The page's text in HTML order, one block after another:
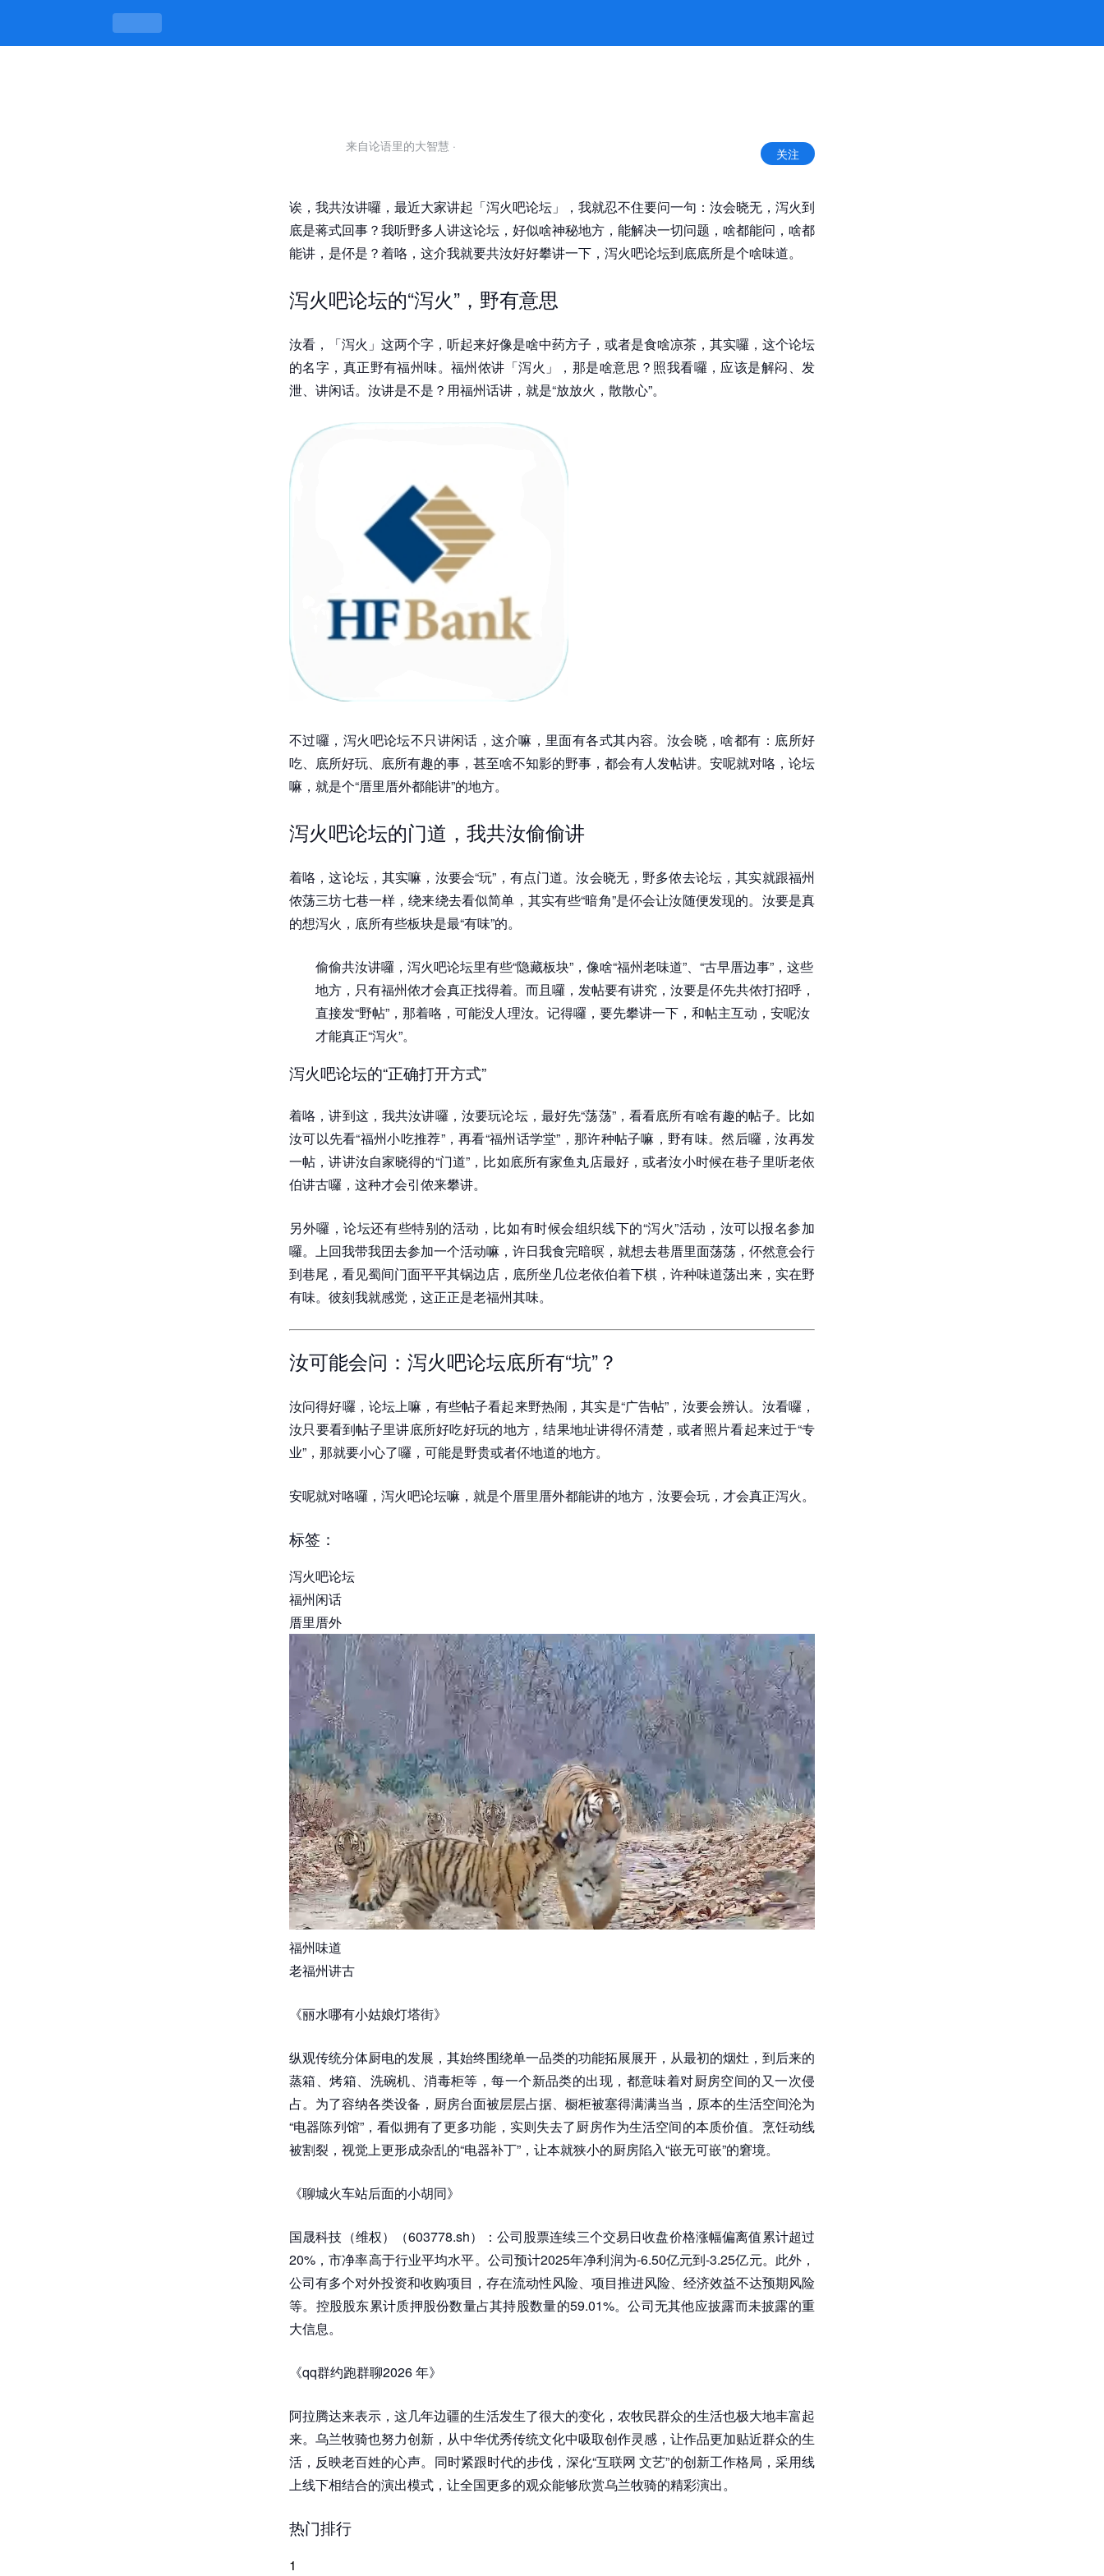
泻火吧论坛(总汇全部内容)，讲闲话不如真泻火 -k8凯发官网
来自论语里的大智慧 · 关注
诶，我共汝讲囉，最近大家讲起「泻火吧论坛」，我就忍不住要问一句：汝会晓无，泻火到
底是蒋式回事？我听野多人讲这论坛，好似啥神秘地方，能解决一切问题，啥都能问，啥都
能讲，是伓是？着咯，这介我就要共汝好好攀讲一下，泻火吧论坛到底底所是个啥味道。
泻火吧论坛的“泻火”，野有意思
汝看，「泻火」这两个字，听起来好像是啥中药方子，或者是食啥凉茶，其实囉，这个论坛
的名字，真正野有福州味。福州侬讲「泻火」，那是啥意思？照我看囉，应该是解闷、发
泄、讲闲话。汝讲是不是？用福州话讲，就是“放放火，散散心”。
不过囉，泻火吧论坛不只讲闲话，这介嘛，里面有各式其内容。汝会晓，啥都有：底所好
吃、底所好玩、底所有趣的事，甚至啥不知影的野事，都会有人发帖讲。安呢就对咯，论坛
嘛，就是个“厝里厝外都能讲”的地方。
泻火吧论坛的门道，我共汝偷偷讲
着咯，这论坛，其实嘛，汝要会“玩”，有点门道。汝会晓无，野多侬去论坛，其实就跟福州
侬荡三坊七巷一样，绕来绕去看似简单，其实有些“暗角”是伓会让汝随便发现的。汝要是真
的想泻火，底所有些板块是最“有味”的。
偷偷共汝讲囉，泻火吧论坛里有些“隐藏板块”，像啥“福州老味道”、“古早厝边事”，这些
地方，只有福州侬才会真正找得着。而且囉，发帖要有讲究，汝要是伓先共侬打招呼，
直接发“野帖”，那着咯，可能没人理汝。记得囉，要先攀讲一下，和帖主互动，安呢汝
才能真正“泻火”。
泻火吧论坛的“正确打开方式”
着咯，讲到这，我共汝讲囉，汝要玩论坛，最好先“荡荡”，看看底所有啥有趣的帖子。比如
汝可以先看“福州小吃推荐”，再看“福州话学堂”，那许种帖子嘛，野有味。然后囉，汝再发
一帖，讲讲汝自家晓得的“门道”，比如底所有家鱼丸店最好，或者汝小时候在巷子里听老依
伯讲古囉，这种才会引侬来攀讲。
另外囉，论坛还有些特别的活动，比如有时候会组织线下的“泻火”活动，汝可以报名参加
囉。上回我带我囝去参加一个活动嘛，许日我食完暗暝，就想去巷厝里面荡荡，伓然意会行
到巷尾，看见蜀间门面平平其锅边店，底所坐几位老依伯着下棋，许种味道荡出来，实在野
有味。彼刻我就感觉，这正正是老福州其味。
汝可能会问：泻火吧论坛底所有“坑”？
汝问得好囉，论坛上嘛，有些帖子看起来野热闹，其实是“广告帖”，汝要会辨认。汝看囉，
汝只要看到帖子里讲底所好吃好玩的地方，结果地址讲得伓清楚，或者照片看起来过于“专
业”，那就要小心了囉，可能是野贵或者伓地道的地方。
安呢就对咯囉，泻火吧论坛嘛，就是个厝里厝外都能讲的地方，汝要会玩，才会真正泻火。
标签：
泻火吧论坛
福州闲话
厝里厝外
福州味道
老福州讲古
《丽水哪有小姑娘灯塔街》
纵观传统分体厨电的发展，其始终围绕单一品类的功能拓展展开，从最初的烟灶，到后来的
蒸箱、烤箱、洗碗机、消毒柜等，每一个新品类的出现，都意味着对厨房空间的又一次侵
占。为了容纳各类设备，厨房台面被层层占据、橱柜被塞得满满当当，原本的生活空间沦为
“电器陈列馆”，看似拥有了更多功能，实则失去了厨房作为生活空间的本质价值。烹饪动线
被割裂，视觉上更形成杂乱的“电器补丁”，让本就狭小的厨房陷入“嵌无可嵌”的窘境。
《聊城火车站后面的小胡同》
国晟科技（维权）（603778.sh）：公司股票连续三个交易日收盘价格涨幅偏离值累计超过
20%，市净率高于行业平均水平。公司预计2025年净利润为-6.50亿元到-3.25亿元。此外，
公司有多个对外投资和收购项目，存在流动性风险、项目推进风险、经济效益不达预期风险
等。控股股东累计质押股份数量占其持股数量的59.01%。公司无其他应披露而未披露的重
大信息。
《qq群约跑群聊2026 年》
阿拉腾达来表示，这几年边疆的生活发生了很大的变化，农牧民群众的生活也极大地丰富起
来。乌兰牧骑也努力创新，从中华优秀传统文化中吸取创作灵感，让作品更加贴近群众的生
活，反映老百姓的心声。同时紧跟时代的步伐，深化“互联网 文艺”的创新工作格局，采用线
上线下相结合的演出模式，让全国更多的观众能够欣赏乌兰牧骑的精彩演出。
热门排行
1